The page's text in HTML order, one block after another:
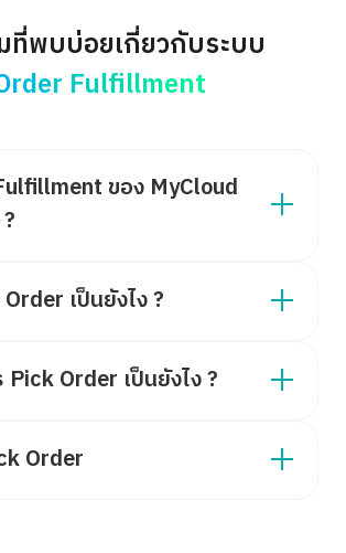
ที่พบบ่อยเกี่ยวกับระบบ
Fulfillment
ของ MyCloud
เป็นยังไง ?
Order เป็นยังไง ?
Order